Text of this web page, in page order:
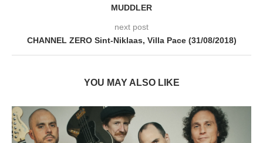
MUDDLER
next post
CHANNEL ZERO Sint-Niklaas, Villa Pace (31/08/2018)
YOU MAY ALSO LIKE